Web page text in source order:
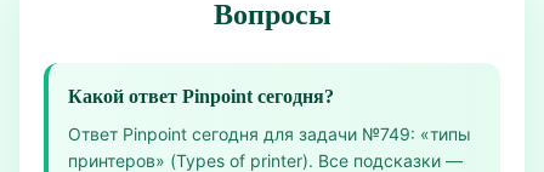
Вопросы
Какой ответ Pinpoint сегодня?
Ответ Pinpoint сегодня для задачи №749: «типы
принтеров» (Types of printer). Все подсказки —